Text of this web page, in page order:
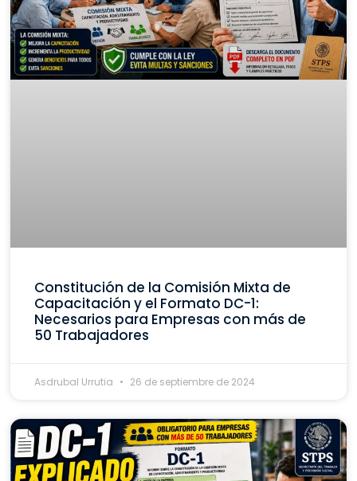
Constitución de la Comisión Mixta de
Capacitación y el Formato DC-1:
Necesarios para Empresas con más de
50 Trabajadores
Asdrubal Urrutia 26 de septiembre de 2024